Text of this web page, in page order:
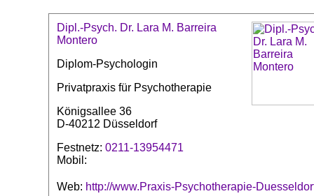
Dipl.-Psych. Dr. Lara M. Barreira
Montero
Diplom-Psychologin
Privatpraxis für Psychotherapie
Königsallee 36
D-40212 Düsseldorf
Festnetz: 0211-13954471
Mobil:
Web: http://www.Praxis-Psychotherapie-